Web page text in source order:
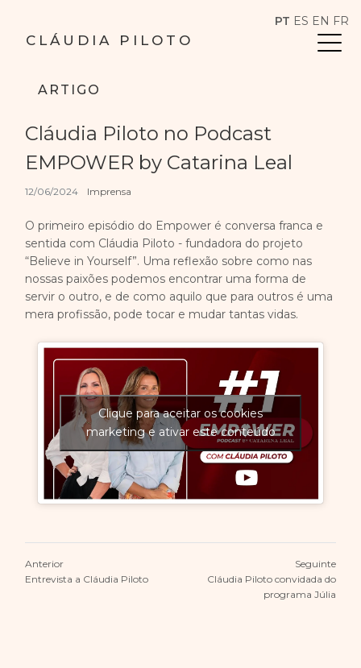
CLÁUDIA PILOTO
ARTIGO
Cláudia Piloto no Podcast
EMPOWER by Catarina Leal
12/06/2024 Imprensa
O primeiro episódio do Empower é conversa franca e
sentida com Cláudia Piloto - fundadora do projeto
“Believe in Yourself”. Uma reflexão sobre como nas
nossas paixões podemos encontrar uma forma de
servir o outro, e de como aquilo que para outros é uma
mera profissão, pode tocar e mudar tantas vidas.
Clique para aceitar os cookies
marketing e ativar este conteúdo
Anterior
Entrevista a Cláudia Piloto
Seguinte
Cláudia Piloto convidada do
programa Júlia
PT ES EN FR